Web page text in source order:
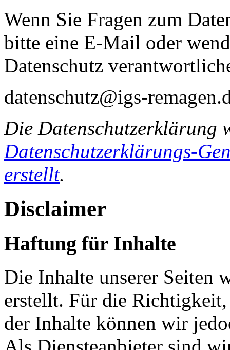
Wenn Sie Fragen zum
bitte eine E-Mail oder
Datenschutz
datenschutz@igs-
Die Datenschutzerklärung
Datenschutzerklärungs-
erstellt.
Disclaimer
Haftung für Inhalte
Die Inhalte unserer Seiten
erstellt. Für die
der Inhalte können wir